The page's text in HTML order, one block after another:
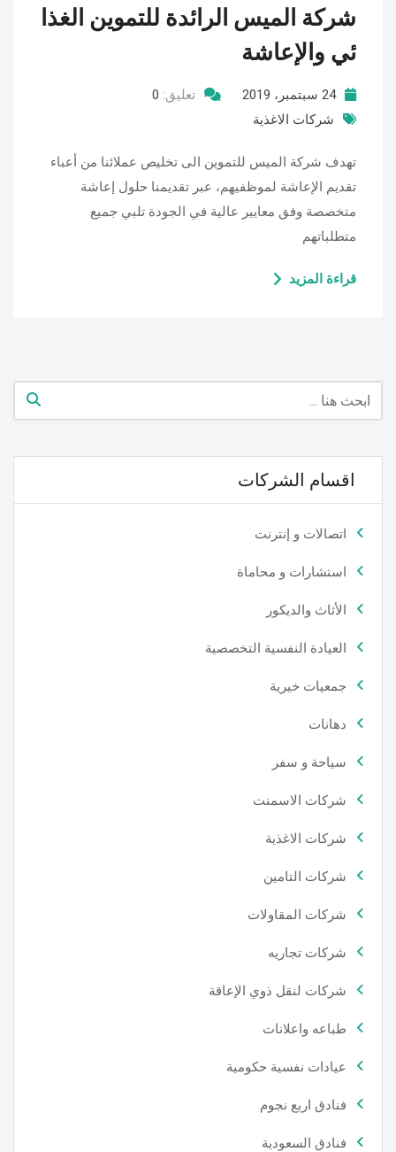
شركة الميس الرائدة للتموين الغذا
ئي والإعاشة
24 سبتمبر، 2019 تعليق: 0
شركات الاغذية
تهدف شركة الميس للتموين الى تخليص عملائنا من أعباء
تقديم الإعاشة لموظفيهم، عبر تقديمنا حلول إعاشة
متخصصة وفق معايير عالية في الجودة تلبي جميع
متطلباتهم
قراءة المزيد
اقسام الشركات
اتصالات و إنترنت
استشارات و محاماة
الأثاث والديكور
العيادة النفسية التخصصية
جمعيات خيرية
دهانات
سياحة و سفر
شركات الاسمنت
شركات الاغذية
شركات التامين
شركات المقاولات
شركات تجاريه
شركات لنقل ذوي الإعاقة
طباعه واعلانات
عيادات نفسية حكومية
فنادق اربع نجوم
فنادق السعودية